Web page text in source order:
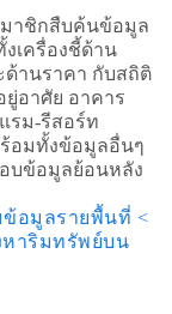
มาชิกสืบค้นข้อมูล
งเครื่องชี้ด้าน
ด้านราคา กับสถิติ
อาศัย อาคาร
รม-รีสอร์ท
อมทั้งข้อมูลอื่นๆ
บข้อมูลย้อนหลัง
ข้อมูลรายพื้นที่ <
าริมทรัพย์บน